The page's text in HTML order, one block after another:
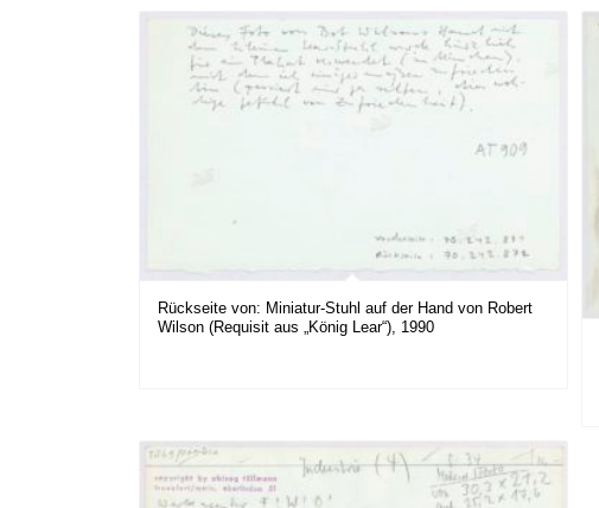
Rückseite von: Miniatur-Stuhl auf der Hand von Robert
Wilson (Requisit aus „König Lear“), 1990